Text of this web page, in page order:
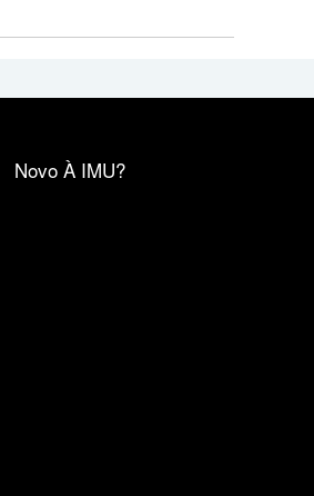
Novo À IMU?